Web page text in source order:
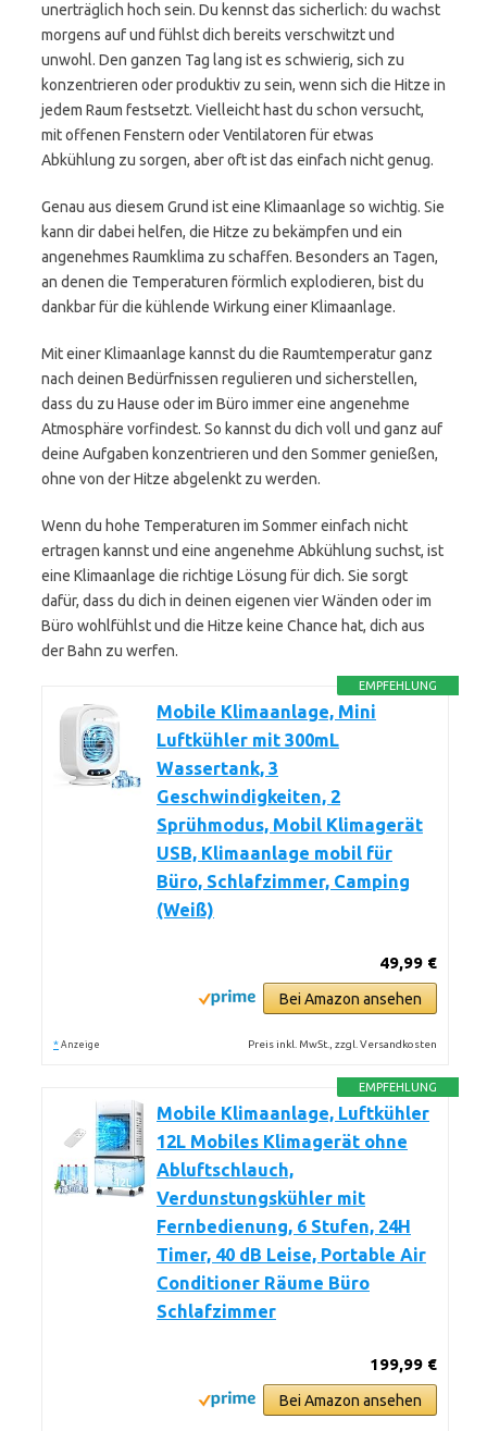
unerträglich hoch sein. Du kennst das sicherlich: du wachst
morgens auf und fühlst dich bereits verschwitzt und
unwohl. Den ganzen Tag lang ist es schwierig, sich zu
konzentrieren oder produktiv zu sein, wenn sich die Hitze in
jedem Raum festsetzt. Vielleicht hast du schon versucht,
mit offenen Fenstern oder Ventilatoren für etwas
Abkühlung zu sorgen, aber oft ist das einfach nicht genug.
Genau aus diesem Grund ist eine Klimaanlage so wichtig. Sie
kann dir dabei helfen, die Hitze zu bekämpfen und ein
angenehmes Raumklima zu schaffen. Besonders an Tagen,
an denen die Temperaturen förmlich explodieren, bist du
dankbar für die kühlende Wirkung einer Klimaanlage.
Mit einer Klimaanlage kannst du die Raumtemperatur ganz
nach deinen Bedürfnissen regulieren und sicherstellen,
dass du zu Hause oder im Büro immer eine angenehme
Atmosphäre vorfindest. So kannst du dich voll und ganz auf
deine Aufgaben konzentrieren und den Sommer genießen,
ohne von der Hitze abgelenkt zu werden.
Wenn du hohe Temperaturen im Sommer einfach nicht
ertragen kannst und eine angenehme Abkühlung suchst, ist
eine Klimaanlage die richtige Lösung für dich. Sie sorgt
dafür, dass du dich in deinen eigenen vier Wänden oder im
Büro wohlfühlst und die Hitze keine Chance hat, dich aus
der Bahn zu werfen.
EMPFEHLUNG
Mobile Klimaanlage, Mini
Luftkühler mit 300mL
Wassertank, 3
Geschwindigkeiten, 2
Sprühmodus, Mobil Klimagerät
USB, Klimaanlage mobil für
Büro, Schlafzimmer, Camping
(Weiß)
49,99 €
Bei Amazon ansehen
* Anzeige Preis inkl. MwSt., zzgl. Versandkosten
EMPFEHLUNG
Mobile Klimaanlage, Luftkühler
12L Mobiles Klimagerät ohne
Abluftschlauch,
Verdunstungskühler mit
Fernbedienung, 6 Stufen, 24H
Timer, 40 dB Leise, Portable Air
Conditioner Räume Büro
Schlafzimmer
199,99 €
Bei Amazon ansehen